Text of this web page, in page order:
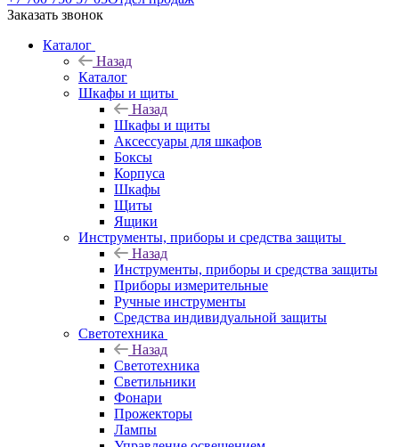
Заказать звонок
Каталог
Назад
Каталог
Шкафы и щиты
Назад
Шкафы и щиты
Аксессуары для шкафов
Боксы
Корпуса
Шкафы
Щиты
Ящики
Инструменты, приборы и средства защиты
Назад
Инструменты, приборы и средства защиты
Приборы измерительные
Ручные инструменты
Средства индивидуальной защиты
Светотехника
Назад
Светотехника
Светильники
Фонари
Прожекторы
Лампы